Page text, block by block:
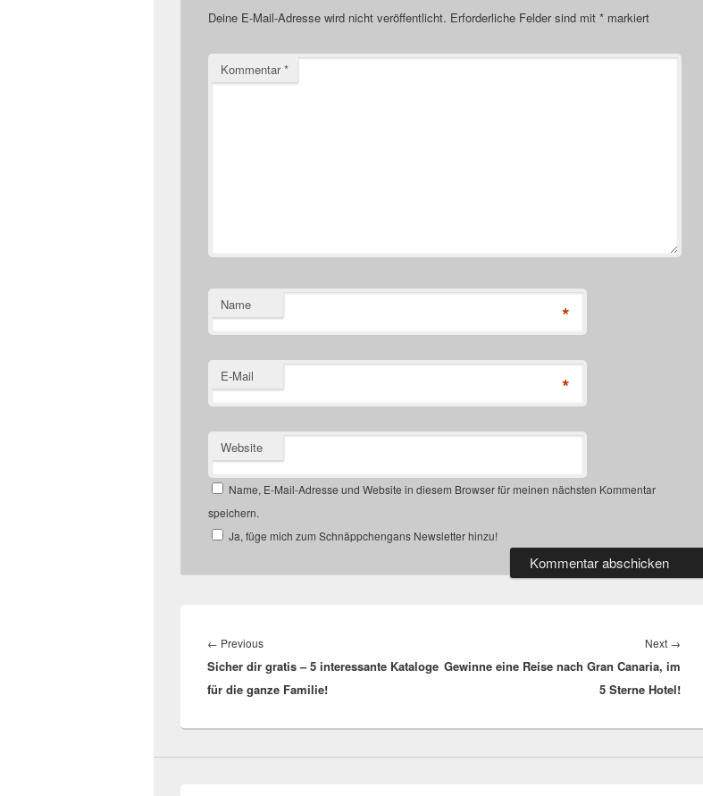
Deine E-Mail-Adresse wird nicht veröffentlicht. Erforderliche Felder sind mit * markiert
Kommentar*
Name *
E-Mail *
Website
Name, E-Mail-Adresse und Website in diesem Browser für meinen nächsten Kommentar
speichern.
Ja, füge mich zum Schnäppchengans Newsletter hinzu!
← PreviousPrevious
post:
Sicher dir gratis – 5 interessante Kataloge
für die ganze Familie!
Next →
Gewinne eine Reise nach Gran Canaria, im
5 Sterne Hotel!